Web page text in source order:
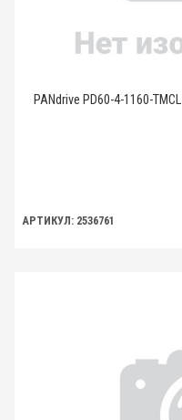
PANdrive PD60-4-1160-TMCL
АРТИКУЛ: 2536761